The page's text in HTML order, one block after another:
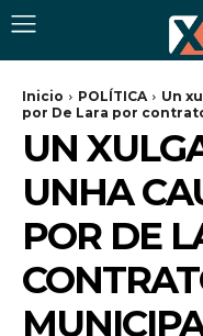
Inicio POLÍTICA
Un
por De Lara por
UN
UNHA
POR DE